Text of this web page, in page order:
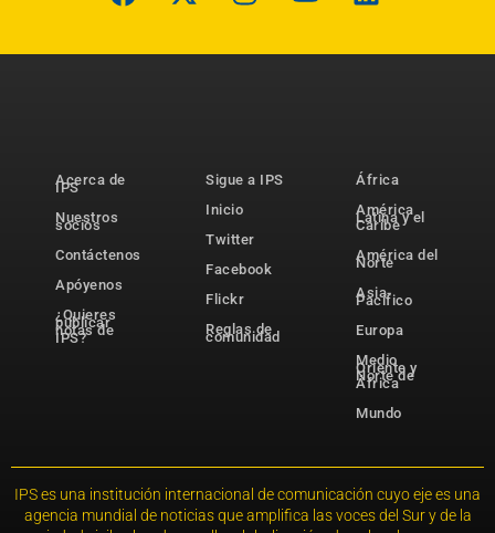
Acerca de
IPS
Nuestros
socios
Contáctenos
Apóyenos
¿Quieres
publicar
notas de
IPS?
Sigue a IPS
Inicio
Twitter
Facebook
Flickr
Reglas de
comunidad
África
América
Latina y el
Caribe
América del
Norte
Asia-
Pacífico
Europa
Medio
Oriente y
Norte de
África
Mundo
IPS es una institución internacional de comunicación cuyo eje es una
agencia mundial de noticias que amplifica las voces del Sur y de la